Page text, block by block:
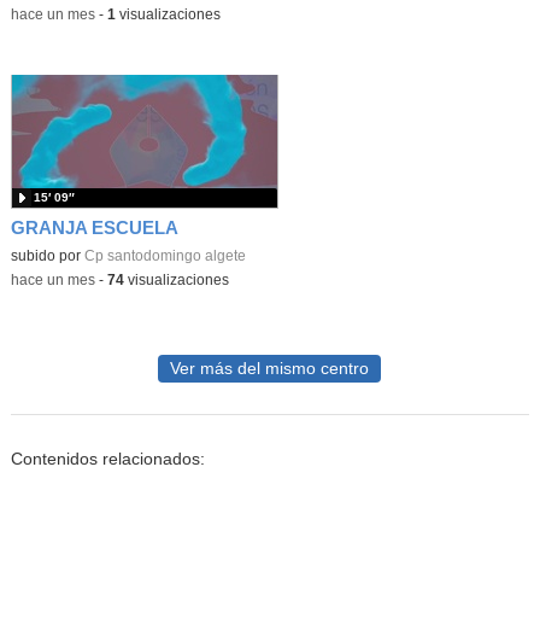
-hace un mes- 1 visualizaciones
GRANJA ESCUELA
subido por Cp santodomingo algete
15′ 09″
-hace un mes- 74visualizaciones
Ver más del mismo centro
Contenidos relacionados: